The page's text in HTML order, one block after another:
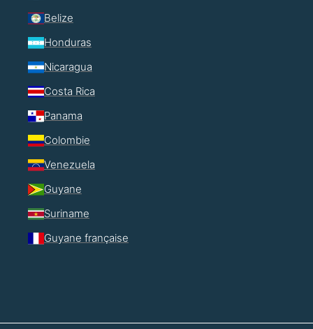
Belize
Honduras
Nicaragua
Costa Rica
Panama
Colombie
Venezuela
Guyane
Suriname
Guyane française